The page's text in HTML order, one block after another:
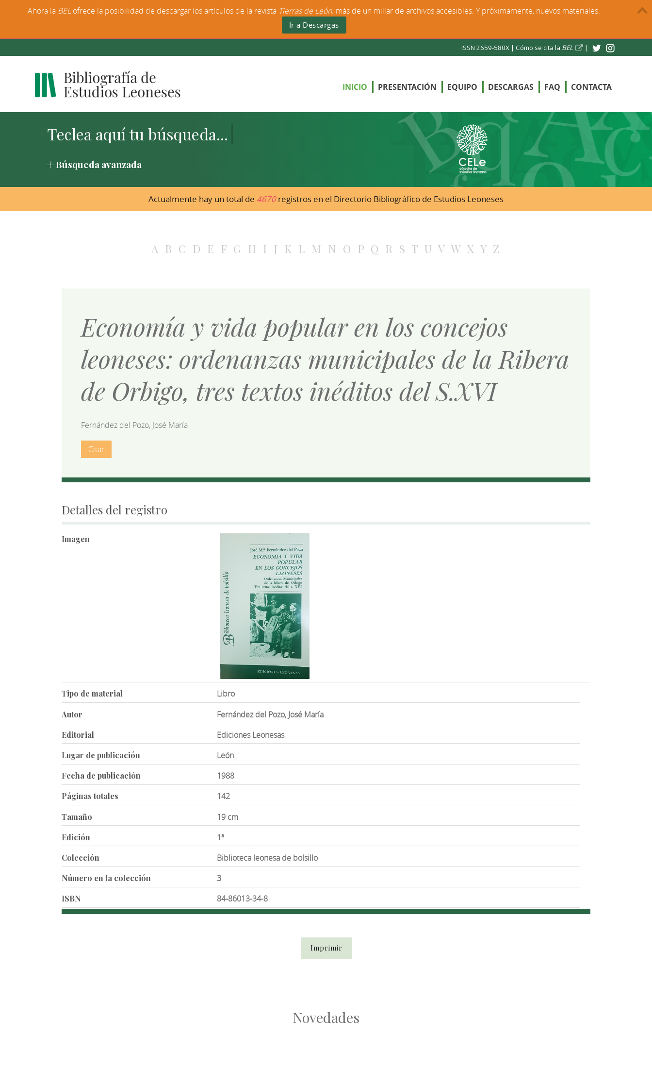
ISSN 2659-580X | Cómo se cita la BEL |
INICIO PRESENTACIÓN EQUIPO DESCARGAS FAQ CONTACTA
Búsqueda avanzada
Actualmente hay un total de 4670registros en el Directorio Bibliográfico de Estudios Leoneses
A B C D E F G H I J K L M N O P Q R S T U V W X Y Z
Economía y vida popular en los concejos
leoneses: ordenanzas municipales de la Ribera
de Orbigo, tres textos inéditos del S.XVI
Fernández del Pozo, José María
Citar
Detalles del registro
Imagen
Tipo de material Libro
Autor Fernández del Pozo, José María
Editorial Ediciones Leonesas
Lugar de publicación León
Fecha de publicación 1988
Páginas totales 142
Tamaño 19 cm
Edición 1ª
Colección Biblioteca leonesa de bolsillo
Número en la colección 3
ISBN 84-86013-34-8
Imprimir
Novedades
Ahora la BEL ofrece la posibilidad de descargar los artículos de la revista Tierras de León: más de un millar de archivos accesibles. Y próximamente, nuevos materiales.
Ir a Descargas